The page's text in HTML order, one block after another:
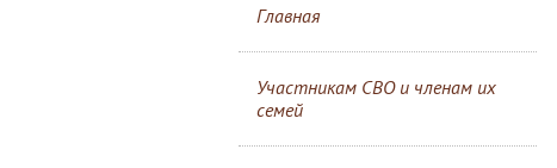
Главная
Участникам СВО и членам их
семей